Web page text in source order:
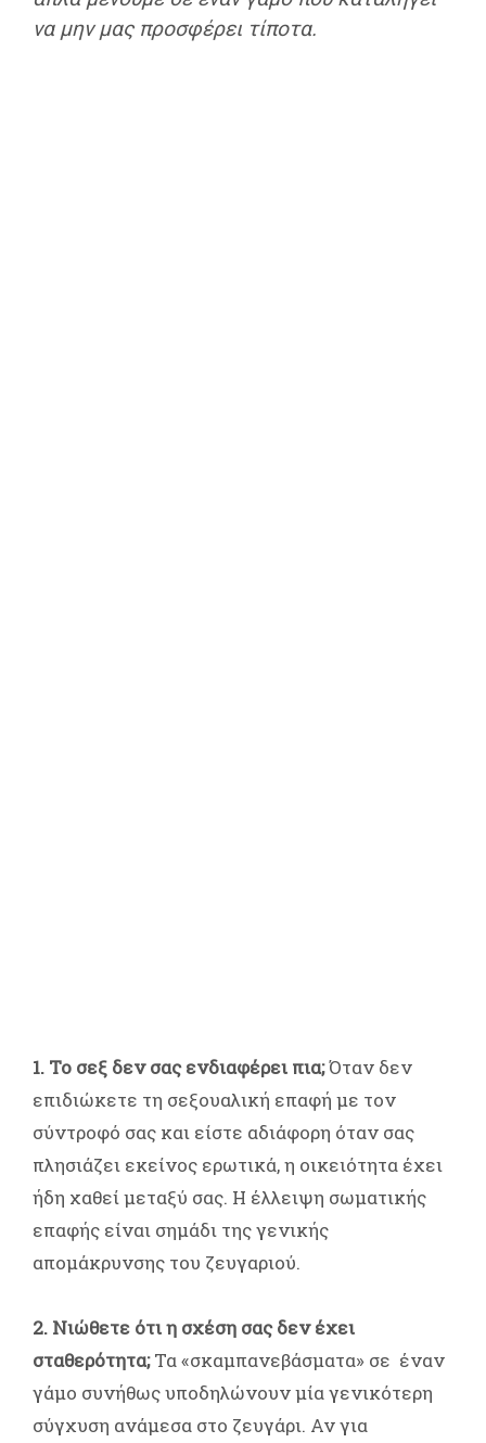
να μην μας προσφέρει τίποτα.
1. Το σεξ δεν σας ενδιαφέρει πια;Όταν δεν
επιδιώκετε τη σεξουαλική επαφή με τον
σύντροφό σας και είστε αδιάφορη όταν σας
πλησιάζει εκείνος ερωτικά, η οικειότητα έχει
ήδη χαθεί μεταξύ σας. Η έλλειψη σωματικής
επαφής είναι σημάδι της γενικής
απομάκρυνσης του ζευγαριού.
2. Νιώθετε ότι η σχέση σας δεν έχει
σταθερότητα;Τα «σκαμπανεβάσματα» σε έναν
γάμο συνήθως υποδηλώνουν μία γενικότερη
σύγχυση ανάμεσα στο ζευγάρι. Αν για